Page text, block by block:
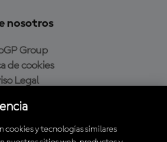
nosotros
Group
de cookies
Legal
de compra
cookies y tecnologías similares